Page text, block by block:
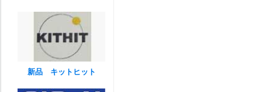
新品 キットヒット